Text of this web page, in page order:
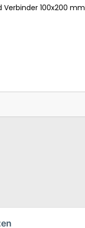
Verbinder 100x200 mm